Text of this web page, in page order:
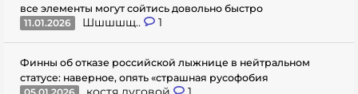
все элементы могут сойтись довольно быстро
11.01.2026
Шшшшщ.. 1
Финны об отказе российской лыжнице в нейтральном
статусе: наверное, опять «страшная русофобия